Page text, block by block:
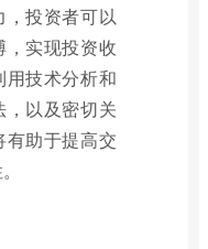
投资者可以
实现投资收
技术分析和
以及密切关
助于提高交